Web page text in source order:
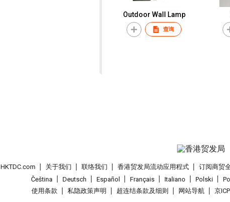
Outdoor Wall Lamp
查询
HKTDC.com 关于我们 联络我们 香港贸发局流动应用程式 订阅商贸
Čeština
Deutsch Español Français Italiano Polski
使用条款
私隐政策声明 超连结条款及细则 网站导航 京